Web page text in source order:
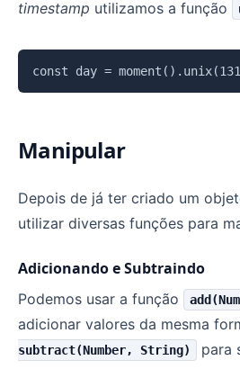
timestamp utilizamos a função
Manipular
Depois de já ter criado um
utilizar diversas funções para
Adicionando e Subtraindo
Podemos usar a função
adicionar valores da mesma
subtract(Number, String) para